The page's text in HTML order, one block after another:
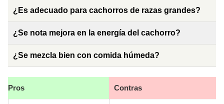
¿Es adecuado para cachorros de razas grandes?
¿Se nota mejora en la energía del cachorro?
¿Se mezcla bien con comida húmeda?
Pros Contras